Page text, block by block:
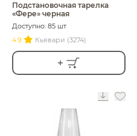
Подстановочная тарелка
«Фере» черная
Доступно: 85 шт
4.9
Кьявари (3274)